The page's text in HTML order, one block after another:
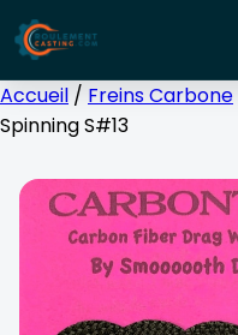
Accueil / Freins Carbone
Spinning S#13